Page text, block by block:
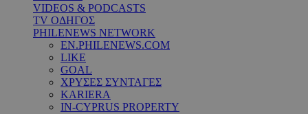
VIDEOS & PODCASTS
TV ΟΔΗΓΟΣ
PHILENEWS NETWORK
EN.PHILENEWS.COM
LIKE
GOAL
ΧΡΥΣΕΣ ΣΥΝΤΑΓΕΣ
KARIERA
IN-CYPRUS PROPERTY